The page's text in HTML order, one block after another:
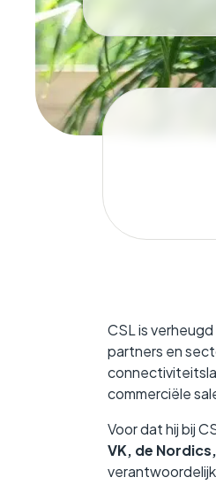
CSL is verheugd
partners en
commerciële
Voor dat hij bij
VK, de